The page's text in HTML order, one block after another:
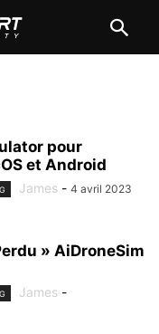
pour
et Android
James - 4 avril 2023
» AiDroneSim
James -